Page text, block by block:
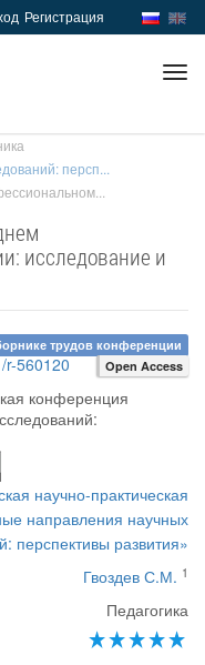
Регистрация
персп...
исследование и
трудов конференции
r-560120 Open Access
научно-практическая
направления научных
перспективы развития»
Гвоздев С.М. 1
Педагогика